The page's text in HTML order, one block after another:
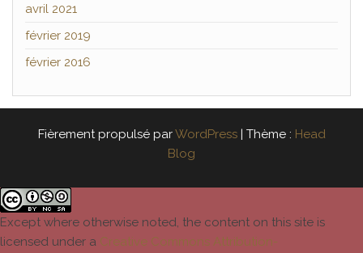
avril 2021
février 2019
février 2016
Fièrement propulsé parWordPress | Thème : Head
Blog
Except where otherwise noted, the content on this site is
licensed under a Creative Commons Attribution-